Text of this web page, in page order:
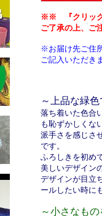
※※ 『クリック
ご了承の上、ご
※お届け先ご住
ご記入いただき
～上品な緑
落ち着いた色合
も恥ずかしくな
派手さを感じさ
です。
ふろしきを初め
美しいデザイン
デザインが目立
ールしたい時に
～小さなも